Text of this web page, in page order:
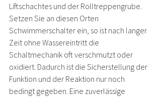
Liftschachtes und der Rolltreppengrube.
Setzen Sie an diesen Orten
Schwimmerschalter ein, so ist nach langer
Zeit ohne Wassereintritt die
Schaltmechanik oft verschmutzt oder
oxidiert. Dadurch ist die Sicherstellung der
Funktion und der Reaktion nur noch
bedingt gegeben. Eine zuverlässige